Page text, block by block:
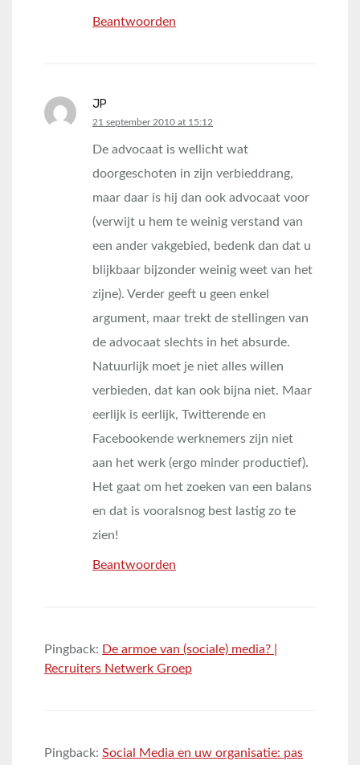
Beantwoorden
JP
says:
21 september 2010 at 15:12
De advocaat is wellicht wat
doorgeschoten in zijn verbieddrang,
maar daar is hij dan ook advocaat voor
(verwijt u hem te weinig verstand van
een ander vakgebied, bedenk dan dat u
blijkbaar bijzonder weinig weet van het
zijne). Verder geeft u geen enkel
argument, maar trekt de stellingen van
de advocaat slechts in het absurde.
Natuurlijk moet je niet alles willen
verbieden, dat kan ook bijna niet. Maar
eerlijk is eerlijk, Twitterende en
Facebookende werknemers zijn niet
aan het werk (ergo minder productief).
Het gaat om het zoeken van een balans
en dat is vooralsnog best lastig zo te
zien!
Beantwoorden
Pingback: De armoe van (sociale) media? |
Recruiters Netwerk Groep
Pingback: Social Media en uw organisatie: pas